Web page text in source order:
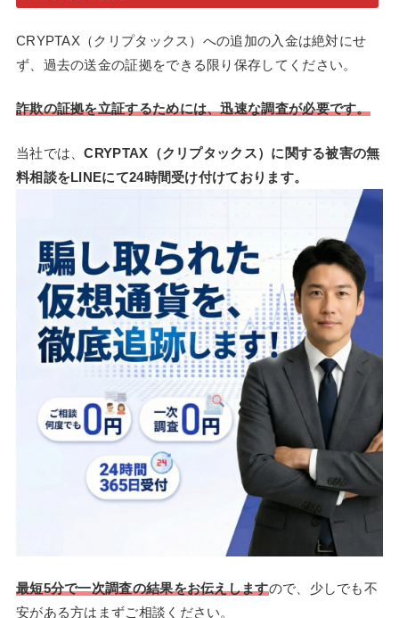
CRYPTAX（クリプタックス）への追加の入金は絶対にせ
ず、過去の送金の証拠をできる限り保存してください。
詐欺の証拠を立証するためには、迅速な調査が必要です。
当社では、CRYPTAX（クリプタックス）に関する被害の無
料相談をLINEにて24時間受け付けております。
最短5分で一次調査の結果をお伝えしますので、少しでも不
安がある方はまずご相談ください。